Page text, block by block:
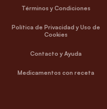
Términos y Condiciones
Política de Privacidad y Uso de
Cookies
Contacto y Ayuda
Medicamentos con receta